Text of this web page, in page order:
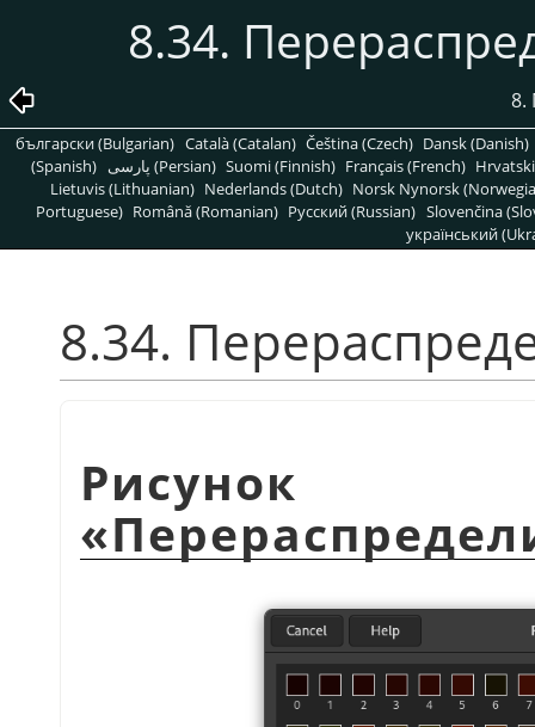
8.34.
български (Bulgarian) Català (Catalan) Čeština (Czech) Dansk (Danish)
(Spanish)
پارسی (Persian) Suomi (Finnish) Français (French)
Lietuvis (Lithuanian) Nederlands (Dutch) Norsk Nynorsk
Portuguese) Română (Romanian) Pусский (Russian) Slovenčina
український
8.34.
Рисунок
«